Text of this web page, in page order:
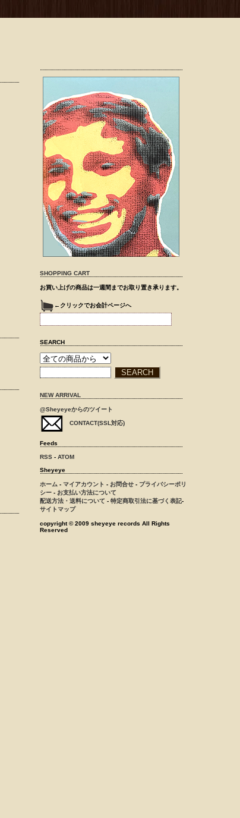
SHOPPING CART
お買い上げの商品は一週間までお取り置き承ります。
←クリックでお会計ページへ
SEARCH
NEW ARRIVAL
@Sheyeyeからのツイート
CONTACT(SSL対応)
Feeds
RSS - ATOM
Sheyeye
ホーム - マイアカウント - お問合せ - プライバシーポリ
シー - お支払い方法について
配送方法・送料について - 特定商取引法に基づく表記-
サイトマップ
copyright © 2009 sheyeye records All Rights
Reserved